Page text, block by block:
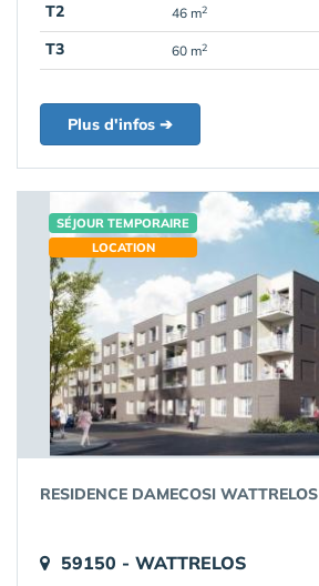
T2
46 m2
T3
60 m2
Plus d'infos ➔
SÉJOUR TEMPORAIRE
LOCATION
RESIDENCE DAMECOSI WATTRELOS
59150 - WATTRELOS